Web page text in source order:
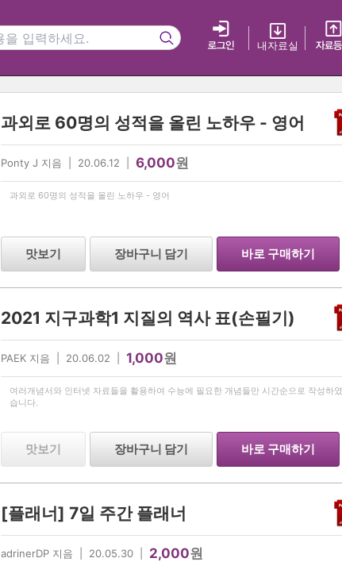
내 자료실
과외로 60명의 성적을 올린 노하우 - 영어
Ponty J 지음 | 20.06.12 | 6,000원
과외로 60명의 성적을 올린 노하우 - 영어
맛보기 장바구니 담기 바로 구매하기
2021 지구과학1 지질의 역사 표(손필기)
PAEK 지음 | 20.06.02 | 1,000원
여러개념서와 인터넷 자료들을 활용하여 수능에 필요한 개념들만 시간순으로 작성하였
습니다.
맛보기 장바구니 담기 바로 구매하기
[플래너] 7일 주간 플래너
adrinerDP 지음 | 20.05.30 | 2,000원